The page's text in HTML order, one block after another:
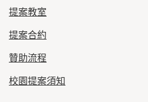
提案教室
提案合約
贊助流程
校園提案須知